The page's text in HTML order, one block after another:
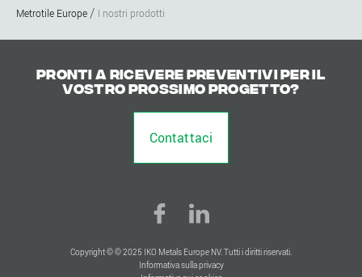
Metrotile Europe I nostri prodotti
Pronti a ricevere preventivi per il
vostro prossimo progetto?
Contattaci
Copyright © © 2025 IKO Metals Europe NV. Tutti i diritti riservati.
Informativa sulla privacy